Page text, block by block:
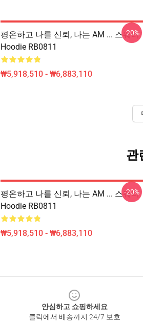
평온하고 나를 신뢰, 나는 AM ... 스웨터
Hoodie RB0811
₩5,918,510 - ₩6,883,110
-20%
관
평온하고 나를 신뢰, 나는 AM ... 스웨터
Hoodie RB0811
₩5,918,510 - ₩6,883,110
-20%
안심하고 쇼핑하세요
클릭에서 배송까지 24/7 보호